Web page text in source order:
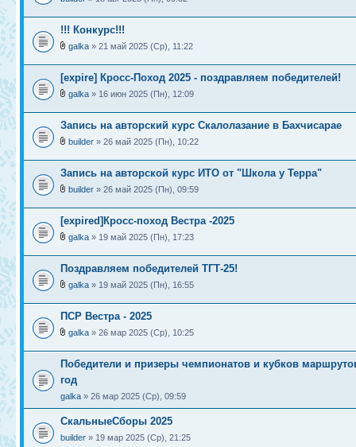
!!! Конкурс!!!
galka » 21 май 2025 (Ср), 11:22
[expire] Кросс-Поход 2025 - поздравляем победителей!
galka » 16 июн 2025 (Пн), 12:09
Запись на авторский курс Скалолазание в Бахчисарае
builder » 26 май 2025 (Пн), 10:22
Запись на авторской курс ИТО от "Школа у Терра"
builder » 26 май 2025 (Пн), 09:59
[expired]Кросс-поход Вестра -2025
galka » 19 май 2025 (Пн), 17:23
Поздравляем победителей ТГТ-25!
galka » 19 май 2025 (Пн), 16:55
ПСР Вестра - 2025
galka » 26 мар 2025 (Ср), 10:25
Победители и призеры чемпионатов и кубков
год
galka » 26 мар 2025 (Ср), 09:59
СкальныеСборы 2025
builder » 19 мар 2025 (Ср), 21:25